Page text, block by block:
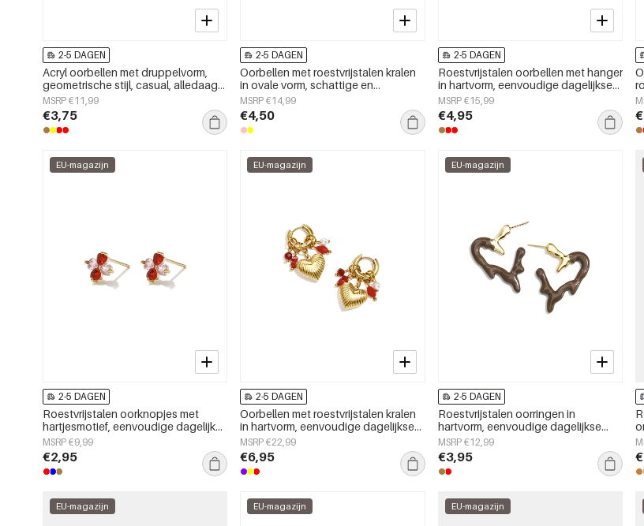
2-5 DAGEN
Acryl oorbellen met druppelvorm,
geometrische stijl, casual, alledaags,
eenvoudige serie, dames sieraden
MSRP €11,99
€3,75
2-5 DAGEN
Oorbellen met roestvrijstalen kralen
in ovale vorm, schattige en
eenvoudige serie voor dagelijks
gebruik, damessieraden
MSRP €14,99
€4,50
2-5 DAGEN
Roestvrijstalen oorbellen met hanger
in hartvorm, eenvoudige dagelijkse
serie, damessieraden
MSRP €15,99
€4,95
EU-magazijn
2-5 DAGEN
Roestvrijstalen oorknopjes met
hartjesmotief, eenvoudige dagelijkse
sieraden uit de Simple Series voor
dames.
MSRP €9,99
€2,95
EU-magazijn
2-5 DAGEN
Oorbellen met roestvrijstalen kralen
in hartvorm, eenvoudige dagelijkse
serie voor dames.
MSRP €22,99
€6,95
EU-magazijn
2-5 DAGEN
Roestvrijstalen oorringen in
hartvorm, eenvoudige dagelijkse
serie, damessieraden
MSRP €12,99
€3,95
EU-magazijn EU-magazijn EU-magazijn